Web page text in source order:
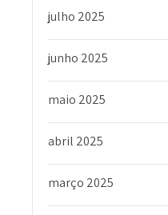
julho 2025
junho 2025
maio 2025
abril 2025
março 2025